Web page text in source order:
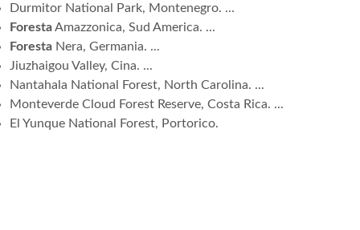
Durmitor National Park, Montenegro. ...
ForestaAmazzonica, Sud America. ...
Foresta Nera, Germania. ...
Jiuzhaigou Valley, Cina. ...
Nantahala National Forest, North Carolina. ...
Monteverde Cloud Forest Reserve, Costa Rica. ...
El Yunque National Forest, Portorico.